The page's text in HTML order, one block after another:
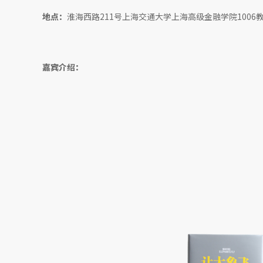
地点： 淮海西路211号上海交通大学上海高级金融学院1006
嘉宾介绍：